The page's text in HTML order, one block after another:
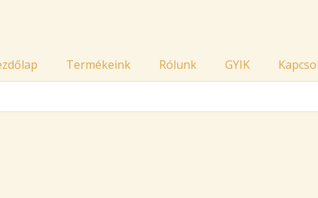
Termékeink Rólunk GYIK